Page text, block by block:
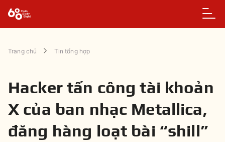
Trang chủ Tin tổng hợp
Hacker tấn công tài khoản
X của ban nhạc Metallica,
đăng hàng loạt bài “shill”